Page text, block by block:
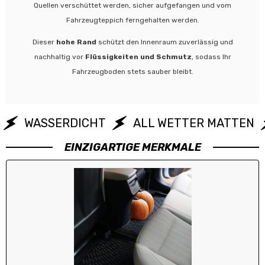
Quellen verschüttet werden, sicher aufgefangen und vom
Fahrzeugteppich ferngehalten werden.
Dieser hohe Rand schützt den Innenraum zuverlässig und
nachhaltig vor Flüssigkeiten und Schmutz, sodass Ihr
Fahrzeugboden stets sauber bleibt.
WASSERDICHT ALL WETTER MATTEN
EINZIGARTIGE MERKMALE